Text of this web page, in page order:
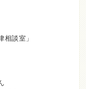
談室」